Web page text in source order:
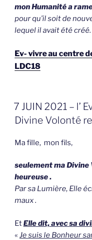
mon Humanité a
pour qu’il soit de
lequel il avait été créé.
Ev- vivre au centre
LDC18
GEPLAATST
OP
7 JUIN 2021 – l’
Divine Volonté
Ma fille, mon fils,
seulement ma
heureuse .
Par sa Lumière, Elle
maux .
EtElle dit, avec sa
« Je suis le Bonheur